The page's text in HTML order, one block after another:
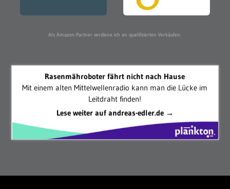
Als Amazon-Partner verdiene ich an qualifizierten Verkäufen.
Rasenmähroboter fährt nicht nach Hause
Mit einem alten Mittelwellenradio kann man die Lücke im
Leitdraht finden!
Lese weiter auf andreas-edler.de →